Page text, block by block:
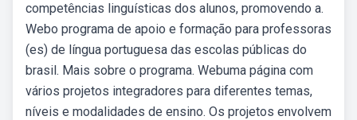
competências linguísticas dos alunos, promovendo a.
Webo programa de apoio e formação para professoras
(es) de língua portuguesa das escolas públicas do
brasil. Mais sobre o programa. Webuma página com
vários projetos integradores para diferentes temas,
níveis e modalidades de ensino. Os projetos envolvem